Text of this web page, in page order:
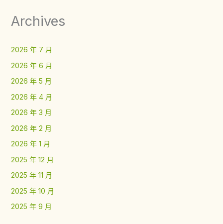
Archives
2026 年 7 月
2026 年 6 月
2026 年 5 月
2026 年 4 月
2026 年 3 月
2026 年 2 月
2026 年 1 月
2025 年 12 月
2025 年 11 月
2025 年 10 月
2025 年 9 月